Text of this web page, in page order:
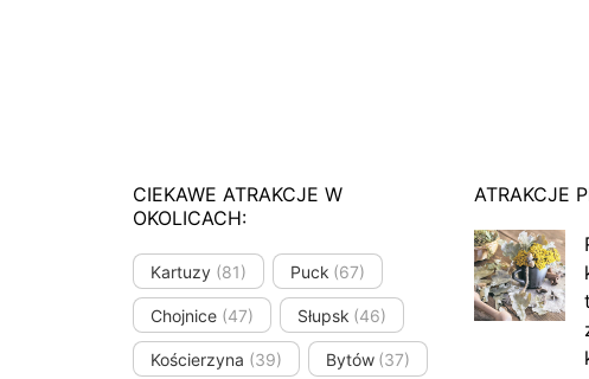
CIEKAWE ATRAKCJE W
OKOLICACH:
Kartuzy (81) Puck (67)
Chojnice (47) Słupsk (46)
Kościerzyna (39) Bytów (37)
ATRAKCJE